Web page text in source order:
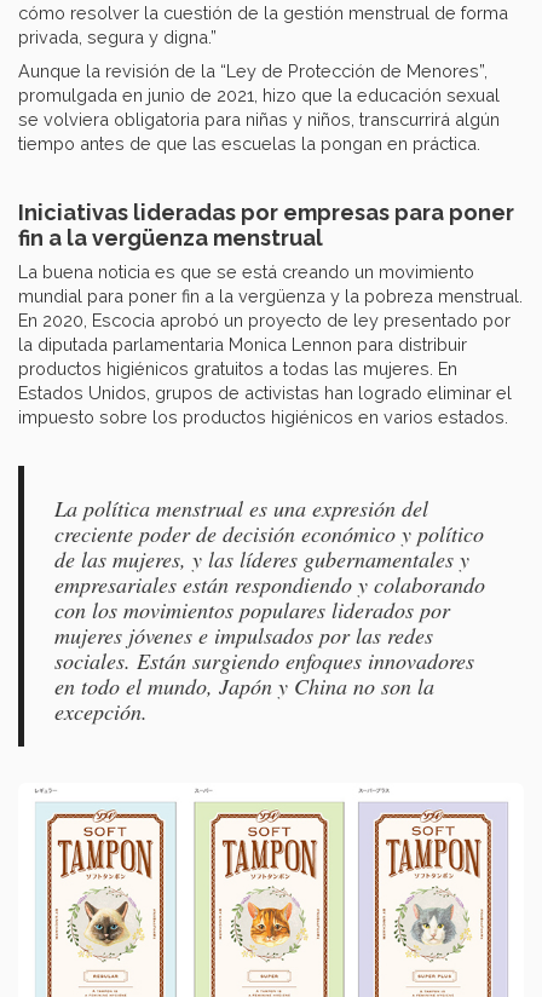
cómo resolver la cuestión de la gestión menstrual de forma
privada, segura y digna.”
Aunque la revisión de la “Ley de Protección de Menores”,
promulgada en junio de 2021, hizo que la educación sexual
se volviera obligatoria para niñas y niños, transcurrirá algún
tiempo antes de que las escuelas la pongan en práctica.
Iniciativas lideradas por empresas para poner
fin a la vergüenza menstrual
La buena noticia es que se está creando un movimiento
mundial para poner fin a la vergüenza y la pobreza menstrual.
En 2020, Escocia aprobó un proyecto de ley presentado por
la diputada parlamentaria Monica Lennon para distribuir
productos higiénicos gratuitos a todas las mujeres. En
Estados Unidos, grupos de activistas han logrado eliminar el
impuesto sobre los productos higiénicos en varios estados.
La política menstrual es una expresión del
creciente poder de decisión económico y político
de las mujeres, y las líderes gubernamentales y
empresariales están respondiendo y colaborando
con los movimientos populares liderados por
mujeres jóvenes e impulsados por las redes
sociales. Están surgiendo enfoques innovadores
en todo el mundo, Japón y China no son la
excepción.